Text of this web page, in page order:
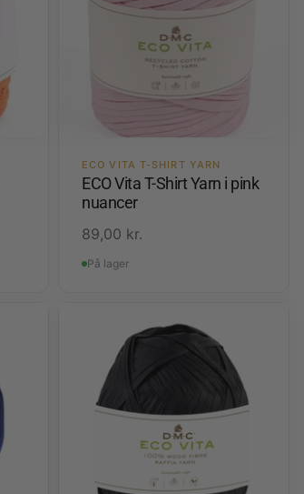
ECO VITA T-SHIRT YARN
ECO Vita T-Shirt Yarn i pink
nuancer
89,00 kr.
På lager